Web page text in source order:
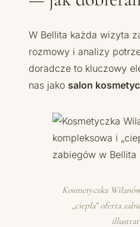
W Bellita każda wizyta
rozmowy i analizy
doradcze to kluczowy
nas jako salon
Kosmetyczka
„ciepła” oferta